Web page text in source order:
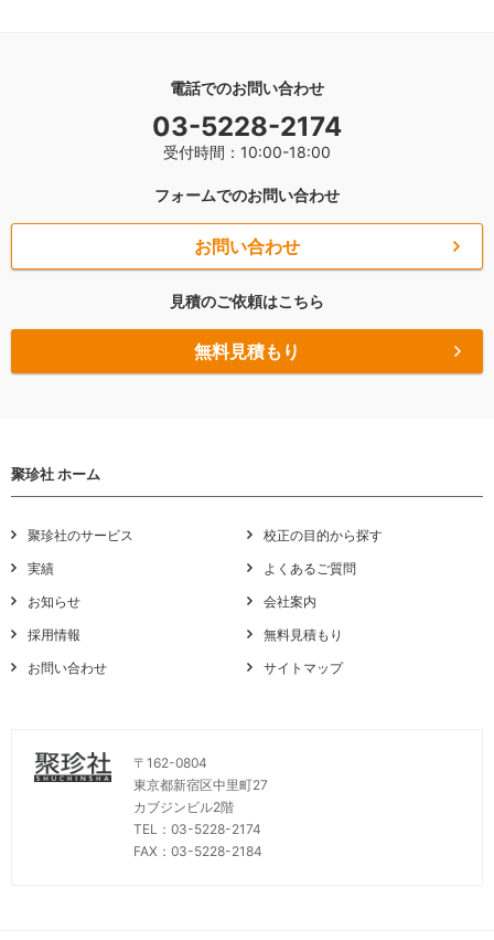
電話でのお問い合わせ
03-5228-2174
受付時間：10:00-18:00
フォームでのお問い合わせ
お問い合わせ
見積のご依頼はこちら
無料見積もり
聚珍社 ホーム
聚珍社のサービス
校正の目的から探す
実績
よくあるご質問
お知らせ
会社案内
採用情報
無料見積もり
お問い合わせ
サイトマップ
〒162-0804
東京都新宿区中里町27
カブジンビル2階
TEL：03-5228-2174
FAX：03-5228-2184